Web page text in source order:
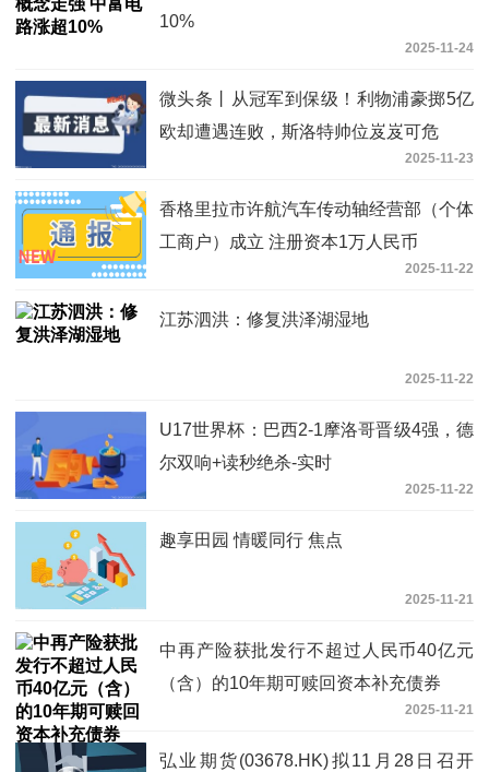
10%
2025-11-24
微头条丨从冠军到保级！利物浦豪掷5亿
欧却遭遇连败，斯洛特帅位岌岌可危
2025-11-23
香格里拉市许航汽车传动轴经营部（个体
工商户）成立 注册资本1万人民币
2025-11-22
江苏泗洪：修复洪泽湖湿地
2025-11-22
U17世界杯：巴西2-1摩洛哥晋级4强，德
尔双响+读秒绝杀-实时
2025-11-22
趣享田园 情暖同行 焦点
2025-11-21
中再产险获批发行不超过人民币40亿元
（含）的10年期可赎回资本补充债券
2025-11-21
弘业期货(03678.HK)拟11月28日召开